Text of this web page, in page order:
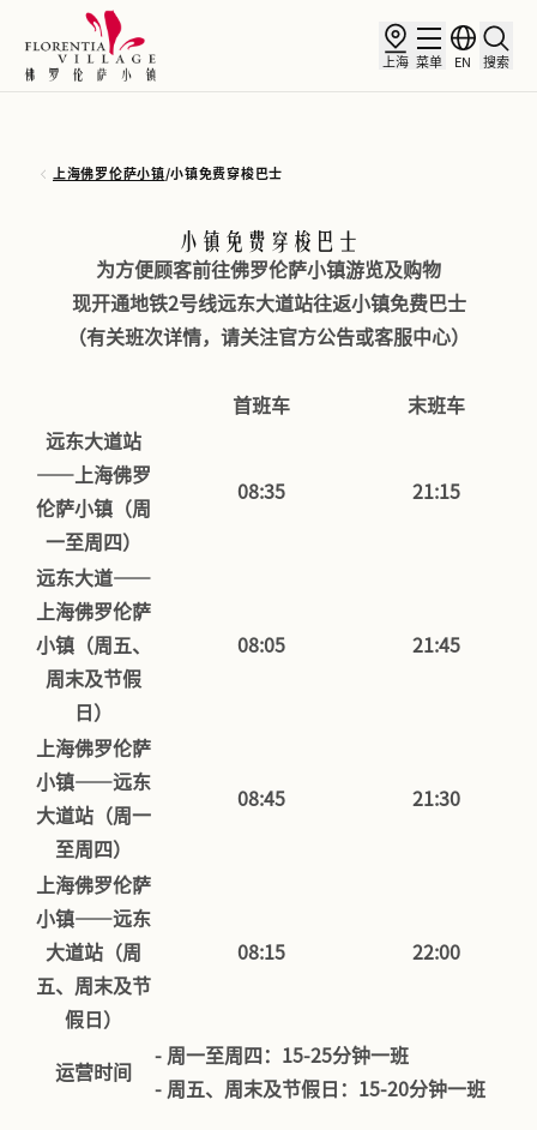
上海 菜单 EN 搜索
上海佛罗伦萨小镇/小镇免费穿梭巴士
小镇免费穿梭巴士
为方便顾客前往佛罗伦萨小镇游览及购物
现开通地铁2号线远东大道站往返小镇免费巴士
（有关班次详情，请关注官方公告或客服中心）
首班车
末班车
远东大道站
——上海佛罗
伦萨小镇（周
一至周四）
08:35 21:15
远东大道——
上海佛罗伦萨
小镇（周五、
周末及节假
日）
08:05 21:45
上海佛罗伦萨
小镇——远东
大道站（周一
至周四）
08:45 21:30
上海佛罗伦萨
小镇——远东
大道站（周
五、周末及节
假日）
08:15 22:00
运营时间
- 周一至周四：15-25分钟一班
- 周五、周末及节假日：15-20分钟一班